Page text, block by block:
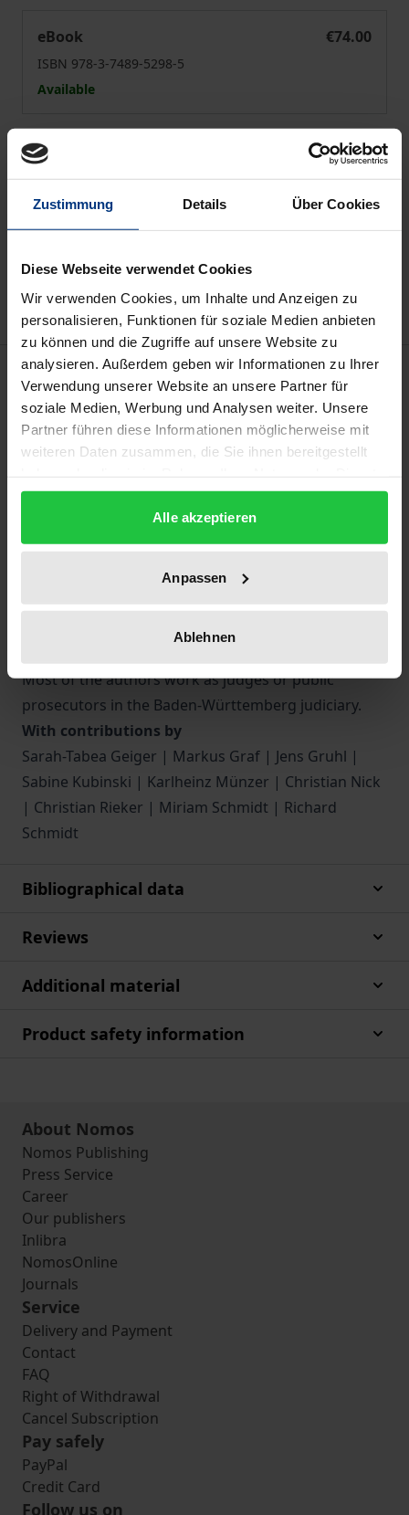
Zustimmung Details Über Cookies
Diese Webseite verwendet Cookies
Wir verwenden Cookies, um Inhalte und Anzeigen zu
personalisieren, Funktionen für soziale Medien anbieten
zu können und die Zugriffe auf unsere Website zu
analysieren. Außerdem geben wir Informationen zu Ihrer
Verwendung unserer Website an unsere Partner für
soziale Medien, Werbung und Analysen weiter. Unsere
Partner führen diese Informationen möglicherweise mit
weiteren Daten zusammen, die Sie ihnen bereitgestellt
gesammelt haben.
Alle akzeptieren
Anpassen
Ablehnen
eBook
€74.00
ISBN 978-3-7489-5298-5
Available
Prices include VAT. Depending on the delivery address, VAT
may vary at checkout.
Delivery cost notice
Description
Law is an indispensable tool for members of the
social professions (e.g. social work, childhood
welfare, family law, (juvenile) criminal law and basic
security law as well as (as a cross-cutting topic)
social data protection. In doing so, they address
current issues such as the debate on lowering the
age of criminal responsibility and the protection of
Most of the authors work as judges or public
prosecutors in the Baden-Württemberg judiciary.
With contributions by
Sarah-Tabea Geiger | Markus Graf | Jens Gruhl |
Sabine Kubinski | Karlheinz Münzer | Christian Nick
| Christian Rieker | Miriam Schmidt | Richard
Schmidt
Bibliographical data
Reviews
Additional material
Product safety information
About Nomos
Nomos Publishing
Press Service
Career
Our publishers
Inlibra
NomosOnline
Journals
Service
Delivery and Payment
Contact
FAQ
Right of Withdrawal
Cancel Subscription
Pay safely
PayPal
Credit Card
Follow us on